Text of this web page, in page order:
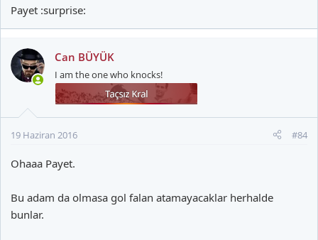
Payet :surprise:
Can BÜYÜK
I am the one who knocks!
19 Haziran 2016 #84
Ohaaa Payet.
Bu adam da olmasa gol falan atamayacaklar herhalde
bunlar.